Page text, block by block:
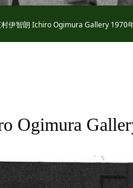
伊智朗 Ichiro Ogimura Gallery 1970
Ogimura